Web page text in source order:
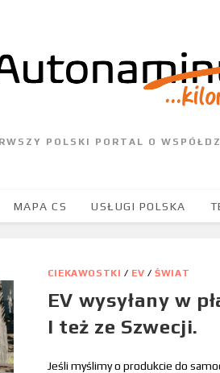
POLSKI PORTAL O
MAPA CS USŁUGI POLSKA
CIEKAWOSTKI / EV /ŚWIAT
EV wysyłany w
I też ze Szwecji.
Jeśli myślimy o produkcie do